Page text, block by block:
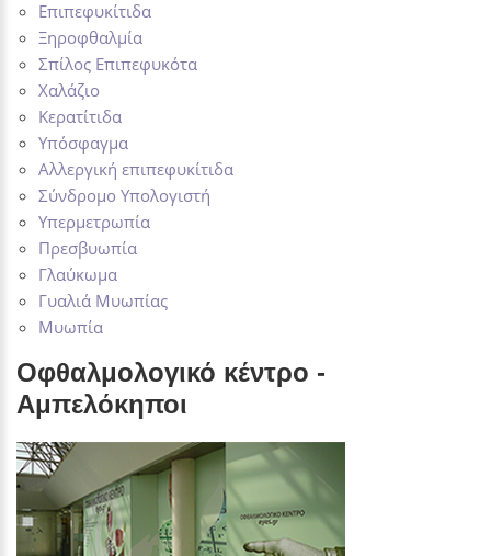
Επιπεφυκίτιδα
Ξηροφθαλμία
Σπίλος Επιπεφυκότα
Χαλάζιο
Κερατίτιδα
Υπόσφαγμα
Αλλεργική επιπεφυκίτιδα
Σύνδρομο Υπολογιστή
Υπερμετρωπία
Πρεσβυωπία
Γλαύκωμα
Γυαλιά Μυωπίας
Μυωπία
Οφθαλμολογικό κέντρο -
Αμπελόκηποι